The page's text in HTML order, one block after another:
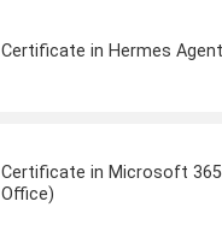
Certificate in Hermes Agent
Certificate in Microsoft
Office)